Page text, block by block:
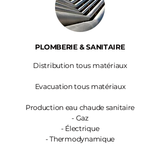
PLOMBERIE & SANITAIRE
Distribution tous matériaux
Evacuation tous matériaux
Production eau chaude sanitaire
- Gaz
- Électrique
- Thermodynamique